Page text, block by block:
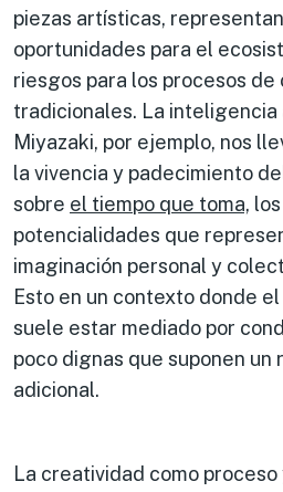
piezas artísticas,
oportunidades para el
riesgos para los procesos de
tradicionales. La inteligencia
Miyazaki, por ejemplo, nos
la vivencia y padecimiento
sobre el tiempo que toma,
potencialidades que
imaginación personal y
Esto en un contexto donde
suele estar mediado por
poco dignas que suponen un
adicional.
La creatividad como